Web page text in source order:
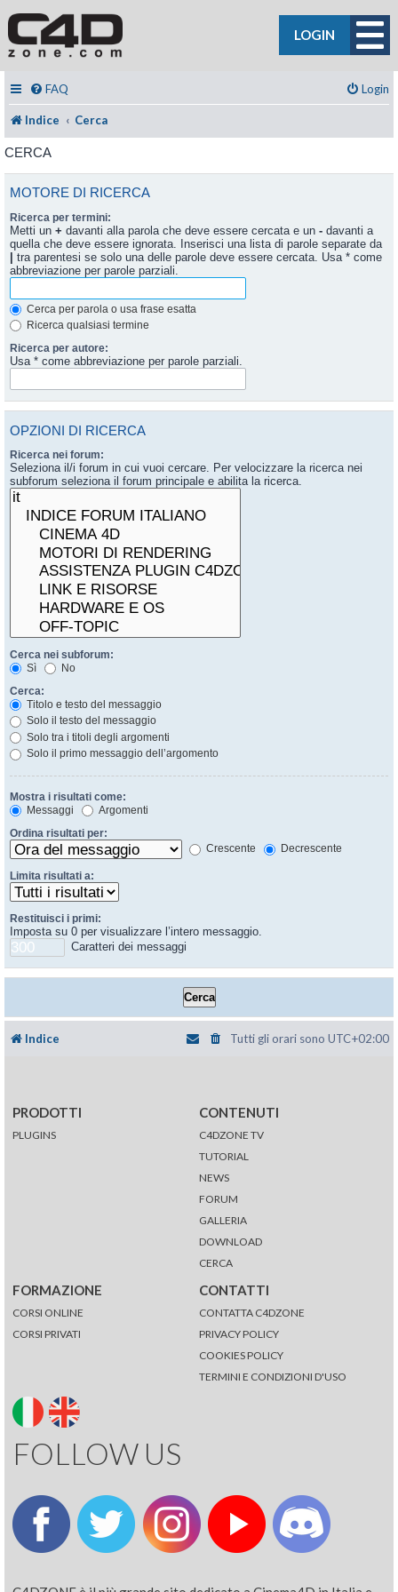
LOGIN
FAQ Login
Indice Cerca
CERCA
MOTORE DI RICERCA
Ricerca per termini:
Metti un + davanti alla parola che deve essere cercata e un - davanti a
quella che deve essere ignorata. Inserisci una lista di parole separate da
| tra parentesi se solo una delle parole deve essere cercata. Usa * come
abbreviazione per parole parziali.
Cerca per parola o usa frase esatta
Ricerca qualsiasi termine
Ricerca per autore:
Usa * come abbreviazione per parole parziali.
OPZIONI DI RICERCA
Ricerca nei forum:
Seleziona il/i forum in cui vuoi cercare. Per velocizzare la ricerca nei
subforum seleziona il forum principale e abilita la ricerca.
Cerca nei subforum:
Sì
No
Cerca:
Titolo e testo del messaggio
Solo il testo del messaggio
Solo tra i titoli degli argomenti
Solo il primo messaggio dell’argomento
Mostra i risultati come:
Messaggi
Argomenti
Ordina risultati per:
Crescente
Decrescente
Limita risultati a:
Restituisci i primi:
Imposta su 0 per visualizzare l’intero messaggio.
Caratteri dei messaggi
Indice Tutti gli orari sono UTC+02:00
PRODOTTI
PLUGINS
CONTENUTI
C4DZONE TV
TUTORIAL
NEWS
FORUM
GALLERIA
DOWNLOAD
CERCA
FORMAZIONE
CORSI ONLINE
CORSI PRIVATI
CONTATTI
CONTATTA C4DZONE
PRIVACY POLICY
COOKIES POLICY
TERMINI E CONDIZIONI D'USO
FOLLOW US